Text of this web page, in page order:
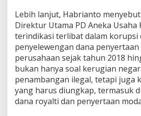
Lebih lanjut, Habrianto
Direktur Utama PD Aneka Usaha
terindikasi terlibat dalam korupsi
penyelewengan dana penyertaan
perusahaan sejak tahun 2018
bukan hanya soal kerugian
penambangan ilegal, tetapi juga
yang harus diungkap, termasuk
dana royalti dan penyertaan